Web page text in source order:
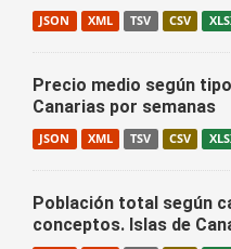
JSON XML TSV CSV
Precio medio según
Canarias por semanas
JSON XML TSV CSV
Población total según
conceptos. Islas de